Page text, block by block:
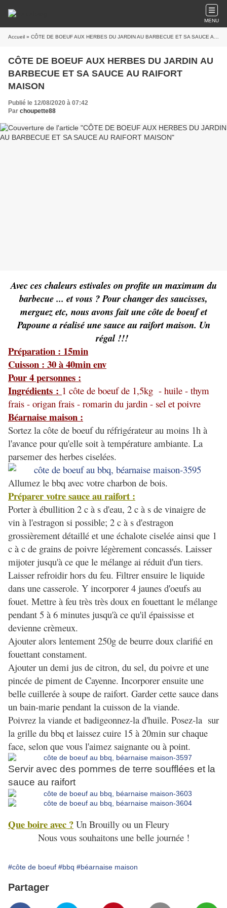
MENU
Accueil » CÔTE DE BOEUF AUX HERBES DU JARDIN AU BARBECUE ET SA SAUCE AU RAIFORT MAISON
CÔTE DE BOEUF AUX HERBES DU JARDIN AU
BARBECUE ET SA SAUCE AU RAIFORT
MAISON
Publié le 12/08/2020 à 07:42
Par choupette88
Avec ces chaleurs estivales on profite un maximum du
barbecue ... et vous ? Pour changer des saucisses,
merguez etc, nous avons fait une côte de boeuf et
Papoune a réalisé une sauce au raifort maison. Un
régal !!!
Préparation : 15min
Cuisson : 30 à 40min env
Pour 4 personnes :
Ingrédients : 1 côte de boeuf de 1,5kg - huile - thym
frais - origan frais - romarin du jardin - sel et poivre
Béarnaise maison :
Sortez la côte de boeuf du réfrigérateur au moins 1h à
l'avance pour qu'elle soit à température ambiante. La
parsemer des herbes ciselées.
Allumez le bbq avec votre charbon de bois.
Préparer votre sauce au raifort :
Porter à ébullition 2 c à s d'eau, 2 c à s de vinaigre de
vin à l'estragon si possible; 2 c à s d'estragon
grossièrement détaillé et une échalote ciselée ainsi que 1
c à c de grains de poivre légèrement concassés. Laisser
mijoter jusqu'à ce que le mélange ai réduit d'un tiers.
Laisser refroidir hors du feu. Filtrer ensuire le liquide
dans une casserole. Y incorporer 4 jaunes d'oeufs au
fouet. Mettre à feu très très doux en fouettant le mélange
pendant 5 à 6 minutes jusqu'à ce qu'il épaississe et
devienne crèmeux.
Ajouter alors lentement 250g de beurre doux clarifié en
fouettant constament.
Ajouter un demi jus de citron, du sel, du poivre et une
pincée de piment de Cayenne. Incorporer ensuite une
belle cuillerée à soupe de raifort. Garder cette sauce dans
un bain-marie pendant la cuisson de la viande.
Poivrez la viande et badigeonnez-la d'huile. Posez-la sur
la grille du bbq et laissez cuire 15 à 20min sur chaque
face, selon que vous l'aimez saignante ou à point.
Servir avec des pommes de terre soufflées et la
sauce au raifort
Que boire avec ? Un Brouilly ou un Fleury
Nous vous souhaitons une belle journée !
#côte de boeuf #bbq #béarnaise maison
Partager